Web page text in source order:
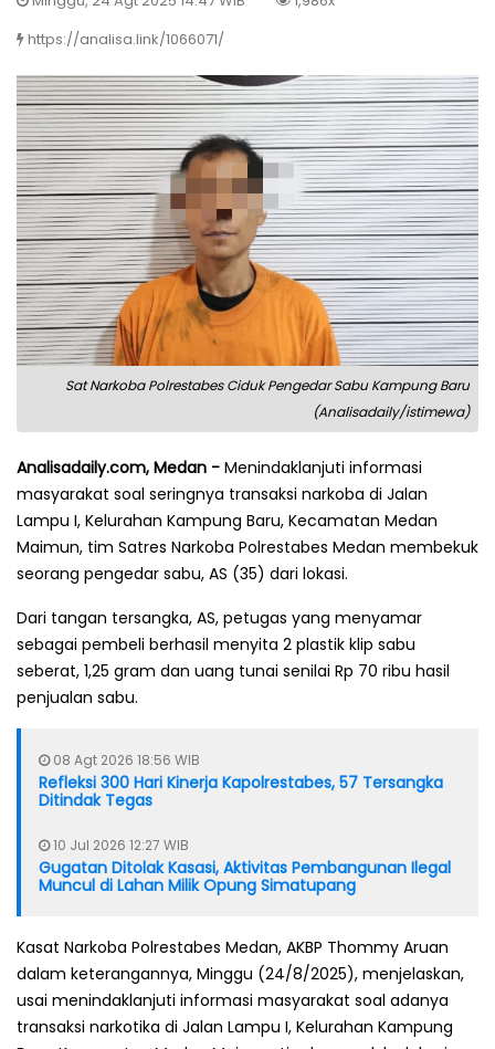
https://analisa.link/1066071/
Sat Narkoba Polrestabes Ciduk Pengedar Sabu Kampung Baru
(Analisadaily/istimewa)
Analisadaily.com, Medan - Menindaklanjuti informasi
masyarakat soal seringnya transaksi narkoba di Jalan
Lampu I, Kelurahan Kampung Baru, Kecamatan Medan
Maimun, tim Satres Narkoba Polrestabes Medan membekuk
seorang pengedar sabu, AS (35) dari lokasi.
Dari tangan tersangka, AS, petugas yang menyamar
sebagai pembeli berhasil menyita 2 plastik klip sabu
seberat, 1,25 gram dan uang tunai senilai Rp 70 ribu hasil
penjualan sabu.
08 Agt 2026 18:56 WIB
Refleksi 300 Hari Kinerja Kapolrestabes, 57 Tersangka
Ditindak Tegas
10 Jul 2026 12:27 WIB
Gugatan Ditolak Kasasi, Aktivitas Pembangunan Ilegal
Muncul di Lahan Milik Opung Simatupang
Kasat Narkoba Polrestabes Medan, AKBP Thommy Aruan
dalam keterangannya, Minggu (24/8/2025), menjelaskan,
usai menindaklanjuti informasi masyarakat soal adanya
transaksi narkotika di Jalan Lampu I, Kelurahan Kampung